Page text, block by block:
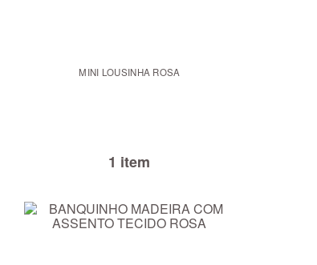
MINI LOUSINHA ROSA
1 item